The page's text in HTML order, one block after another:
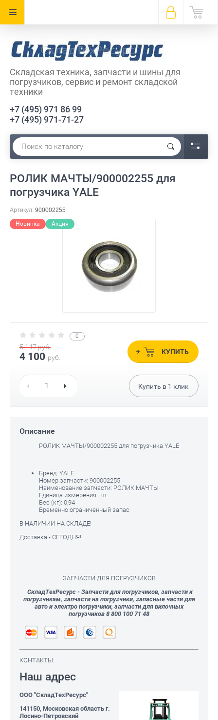
Складская техника, запчасти и шины для
погрузчиков, сервис и ремонт складской
техники
+7 (495) 971 86 99
+7 (495) 971-71-27
РОЛИК МАЧТЫ/900002255 для
погрузчика YALE
Артикул: 900002255
Новинка
Акция
0
5 147руб.
4 100 руб.
КУПИТЬ
Купить в 1 клик
Описание
РОЛИК МАЧТЫ/900002255 для погрузчика YALE
Бренд: YALE
Номер запчасти: 900002255
Наименование запчасти: РОЛИК МАЧТЫ
Единица измерения: шт
Вес (кг): 0,94
Временно ограниченный запас
В НАЛИЧИИ НА СКЛАДЕ!
Доставка - СЕГОДНЯ!
ЗАПЧАСТИ ДЛЯ ПОГРУЗЧИКОВ
СкладТехРесурс - Запчасти для погрузчиков, запчасти к
погрузчикам, запчасти на погрузчики, запасные части для
авто и электро погрузчики, запчасти для вилочных
погрузчиков 8 800 100 71 48
КОНТАКТЫ:
Наш адрес
ООО "СкладТехРесурс"
141150, Московская область г.
Лосино-Петровский